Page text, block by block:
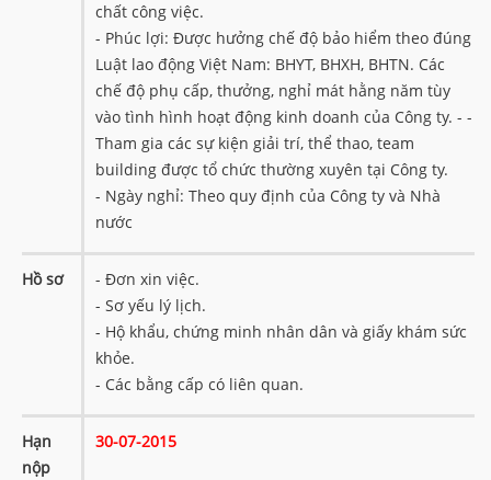
chất công việc.
- Phúc lợi: Được hưởng chế độ bảo hiểm theo đúng
Luật lao động Việt Nam: BHYT, BHXH, BHTN. Các
chế độ phụ cấp, thưởng, nghỉ mát hằng năm tùy
vào tình hình hoạt động kinh doanh của Công ty. - -
Tham gia các sự kiện giải trí, thể thao, team
building được tổ chức thường xuyên tại Công ty.
- Ngày nghỉ: Theo quy định của Công ty và Nhà
nước
Hồ sơ
- Đơn xin việc.
- Sơ yếu lý lịch.
- Hộ khẩu, chứng minh nhân dân và giấy khám sức
khỏe.
- Các bằng cấp có liên quan.
Hạn
nộp
30-07-2015